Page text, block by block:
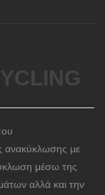
ανακύκλωσης με
μέσω της
αλλά και την